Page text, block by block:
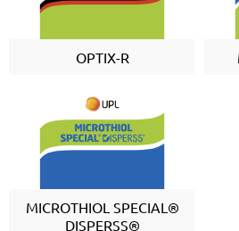
OPTIX-R
MICROTHIOL SPECIAL®
DISPERSS®